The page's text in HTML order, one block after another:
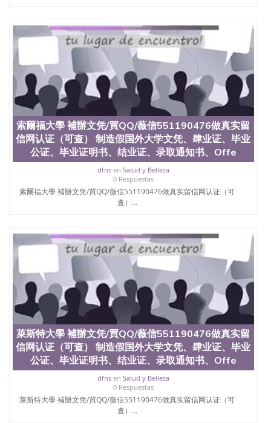
University）圣何塞州立大学成绩单（San Jose State
University）圣何塞州立大学成绩单（ San Jose State
University）圣何塞州立大学成绩单（San Jose State
University）成绩单圣何塞州立大学文凭（San Jose
State University）圣何塞州立大学（San Jose State
University）圣何塞州立大学（San Jose State
University）圣何塞州立大学（ San Jose State
University）圣何塞州立大学（San Jose State
University）圣何塞州立大学文凭（San Jose State
University）圣何塞州立大学文凭（San Jose State
University）文凭圣何塞州立大学文凭（San Jose
State University）圣何塞州立大学学历（ San Jose
State University）圣何塞州立大学学历（San Jose
State University）圣何塞州立大学学历（San Jose
State University）圣 塞州立大学学历（San Jose
State University）圣何塞州立大学（San Jose State
University）圣何塞州立大学（San Jose State
University）圣何塞州立大学（San Jose State
University）圣何塞州立大学学位证（San Jose State
University）圣何塞州立大学学位证（San Jose State
University）圣何塞州立大学学位证（San Jose State
University）圣何塞州立大学（San Jose State
University）圣何塞州立大学（San Jose State
University）圣何塞州立大学（San Jose State
University）圣何塞州立大学（San Jose State
University）圣何塞州立大学学位证（San Jose State
University）圣何塞州立大学学位证（San Jose State
University）圣何塞州立大学结业证（San Jose State
University）圣何塞州立大学结业证（San Jose State
University）圣何塞州立大学结业证（San Jose State
University）圣何塞州立大学学位证（San Jose State
University）圣何塞州立大学学位证（San Jose State
University）圣何塞州立大学学历证书（San Jose
State University）圣何塞州立大学学历证书（San
索爾福大學 補辦文凭/買QQ/薇信551190476做真实留
信网认证（可查） 制造假国外大学文凭、肆业证、毕业
公证、毕业证明书、结业证、录取通知书、Offe
dfnsen Salud y Belleza
0 Respuestas
索爾福大學 補辦文凭/買QQ/薇信551190476做真实留信网认证（可
查）...
萊斯特大學 補辦文凭/買QQ/薇信551190476做真实留
信网认证（可查） 制造假国外大学文凭、肆业证、毕业
公证、毕业证明书、结业证、录取通知书、Offe
dfnsen Salud y Belleza
0 Respuestas
萊斯特大學 補辦文凭/買QQ/薇信551190476做真实留信网认证（可
查）...